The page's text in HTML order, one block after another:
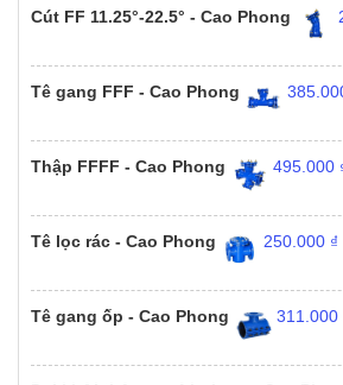
Cút FF 11.25°-22.5° - Cao Phong
Tê gang FFF - Cao Phong
Thập FFFF - Cao Phong 495.000
Tê lọc rác - Cao Phong 250.000 ₫
Tê gang ốp - Cao Phong 311.000